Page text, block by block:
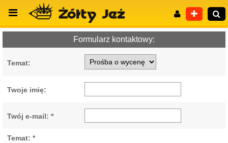
Formularz kontaktowy:
Temat:
Twoje imię:
Twój e-mail: *
Temat: *